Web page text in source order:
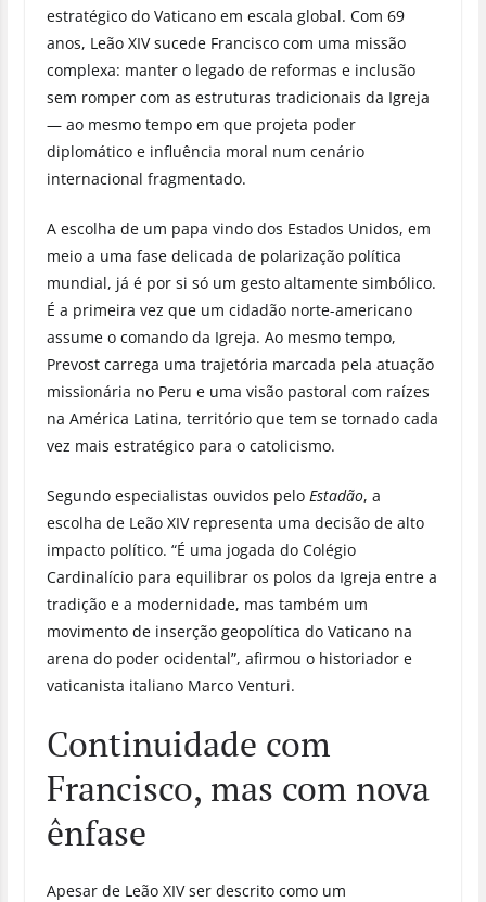
estratégico do Vaticano em escala global. Com 69
anos, Leão XIV sucede Francisco com uma missão
complexa: manter o legado de reformas e inclusão
sem romper com as estruturas tradicionais da Igreja
— ao mesmo tempo em que projeta poder
diplomático e influência moral num cenário
internacional fragmentado.
A escolha de um papa vindo dos Estados Unidos, em
meio a uma fase delicada de polarização política
mundial, já é por si só um gesto altamente simbólico.
É a primeira vez que um cidadão norte-americano
assume o comando da Igreja. Ao mesmo tempo,
Prevost carrega uma trajetória marcada pela atuação
missionária no Peru e uma visão pastoral com raízes
na América Latina, território que tem se tornado cada
vez mais estratégico para o catolicismo.
Segundo especialistas ouvidos pelo Estadão, a
escolha de Leão XIV representa uma decisão de alto
impacto político. “É uma jogada do Colégio
Cardinalício para equilibrar os polos da Igreja entre a
tradição e a modernidade, mas também um
movimento de inserção geopolítica do Vaticano na
arena do poder ocidental”, afirmou o historiador e
vaticanista italiano Marco Venturi.
Continuidade com
Francisco, mas com nova
ênfase
Apesar de Leão XIV ser descrito como um